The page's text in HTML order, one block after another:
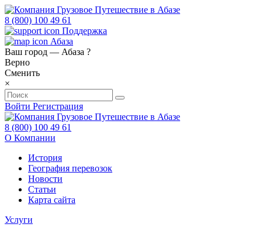
8 (800) 100 49 61
Поддержка
Абаза
Ваш город — Абаза ?
Верно
Сменить
×
Войти Регистрация
8 (800) 100 49 61
О Компании
История
География перевозок
Новости
Статьи
Карта сайта
Услуги